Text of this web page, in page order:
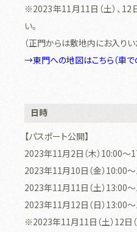
※2023年11月11日（土）、12
い。
（正門からは敷地内にお入りい
→東門への地図はこちら（車で
日時
【パスポート公開】
2023年11月2日（木）10:00〜
2023年11月10日（金）10:00
2023年11月11日（土）13:00
2023年11月12日（日）13:00
※2023年11月11日（土） 12日